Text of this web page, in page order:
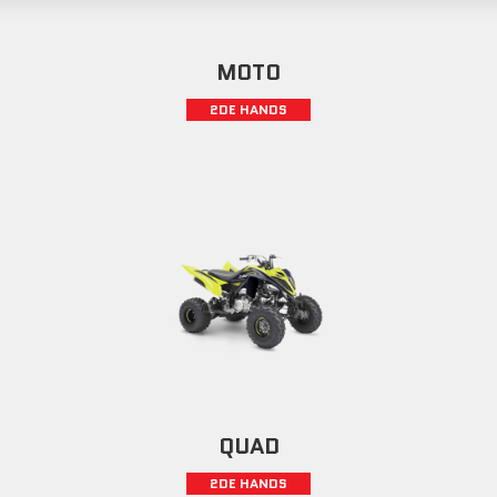
MOTO
2DE HANDS
QUAD
2DE HANDS